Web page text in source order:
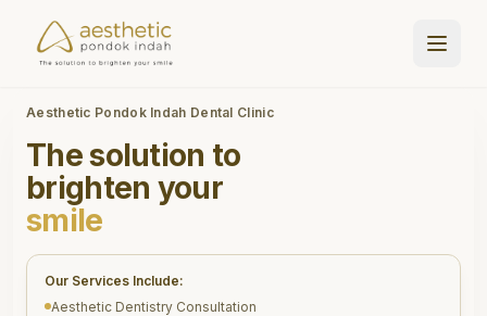
Aesthetic Pondok Indah Dental Clinic
The solution to
brighten your
smile
Our Services Include:
Aesthetic Dentistry Consultation